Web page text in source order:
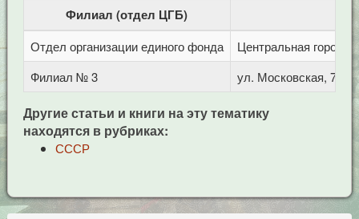
Филиал (отдел ЦГБ)
Отдел организации единого фонда
Центральная
Филиал № 3
ул. Московская, 72/1
Другие статьи и книги на эту тематику
находятся в рубриках:
СССР